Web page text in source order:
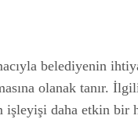
belediyenin
olanak tanır.
işleyişi daha etkin bir